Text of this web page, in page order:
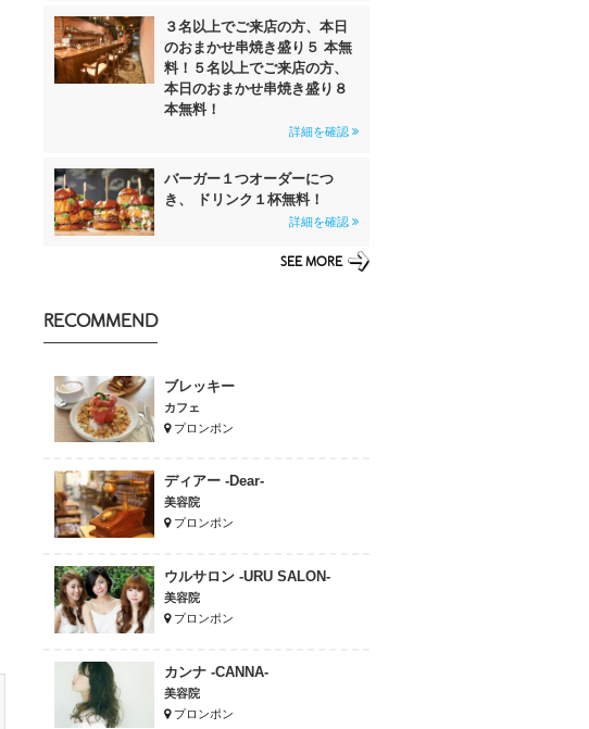
３名以上でご来店の方、本日
のおまかせ串焼き盛り５ 本無
料！５名以上でご来店の方、
本日のおまかせ串焼き盛り８
本無料！
詳細を確認
バーガー１つオーダーにつ
き、 ドリンク１杯無料！
詳細を確認
SEE MORE
RECOMMEND
ブレッキー
カフェ
プロンポン
ディアー -Dear-
美容院
プロンポン
ウルサロン -URU SALON-
美容院
プロンポン
カンナ -CANNA-
美容院
プロンポン